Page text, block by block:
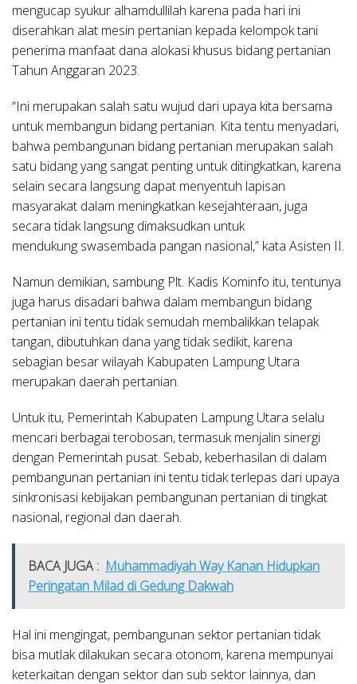
mengucap syukur alhamdullilah karena pada hari ini
diserahkan alat mesin pertanian kepada kelompok tani
penerima manfaat dana alokasi khusus bidang pertanian
Tahun Anggaran 2023.
“Ini merupakan salah satu wujud dari upaya kita bersama
untuk membangun bidang pertanian. Kita tentu menyadari,
bahwa pembangunan bidang pertanian merupakan salah
satu bidang yang sangat penting untuk ditingkatkan, karena
selain secara langsung dapat menyentuh lapisan
masyarakat dalam meningkatkan kesejahteraan, juga
secara tidak langsung dimaksudkan untuk
mendukung swasembada pangan nasional,” kata Asisten II.
Namun demikian, sambung Plt. Kadis Kominfo itu, tentunya
juga harus disadari bahwa dalam membangun bidang
pertanian ini tentu tidak semudah membalikkan telapak
tangan, dibutuhkan dana yang tidak sedikit, karena
sebagian besar wilayah Kabupaten Lampung Utara
merupakan daerah pertanian.
Untuk itu, Pemerintah Kabupaten Lampung Utara selalu
mencari berbagai terobosan, termasuk menjalin sinergi
dengan Pemerintah pusat. Sebab, keberhasilan di dalam
pembangunan pertanian ini tentu tidak terlepas dari upaya
sinkronisasi kebijakan pembangunan pertanian di tingkat
nasional, regional dan daerah.
BACA JUGA : Muhammadiyah Way Kanan Hidupkan
Peringatan Milad di Gedung Dakwah
Hal ini mengingat, pembangunan sektor pertanian tidak
bisa mutlak dilakukan secara otonom, karena mempunyai
keterkaitan dengan sektor dan sub sektor lainnya, dan